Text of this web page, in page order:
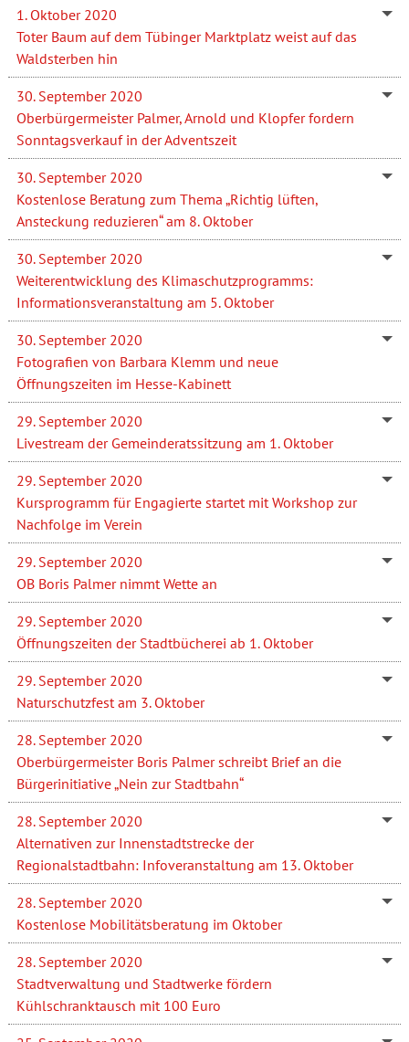
1. Oktober 2020
Toter Baum auf dem Tübinger Marktplatz weist auf das
Waldsterben hin
30. September 2020
Oberbürgermeister Palmer, Arnold und Klopfer fordern
Sonntagsverkauf in der Adventszeit
30. September 2020
Kostenlose Beratung zum Thema „Richtig lüften,
Ansteckung reduzieren“ am 8. Oktober
30. September 2020
Weiterentwicklung des Klimaschutzprogramms:
Informationsveranstaltung am 5. Oktober
30. September 2020
Fotografien von Barbara Klemm und neue
Öffnungszeiten im Hesse-Kabinett
29. September 2020
Livestream der Gemeinderatssitzung am 1. Oktober
29. September 2020
Kursprogramm für Engagierte startet mit Workshop zur
Nachfolge im Verein
29. September 2020
OB Boris Palmer nimmt Wette an
29. September 2020
Öffnungszeiten der Stadtbücherei ab 1. Oktober
29. September 2020
Naturschutzfest am 3. Oktober
28. September 2020
Oberbürgermeister Boris Palmer schreibt Brief an die
Bürgerinitiative „Nein zur Stadtbahn“
28. September 2020
Alternativen zur Innenstadtstrecke der
Regionalstadtbahn: Infoveranstaltung am 13. Oktober
28. September 2020
Kostenlose Mobilitätsberatung im Oktober
28. September 2020
Stadtverwaltung und Stadtwerke fördern
Kühlschranktausch mit 100 Euro